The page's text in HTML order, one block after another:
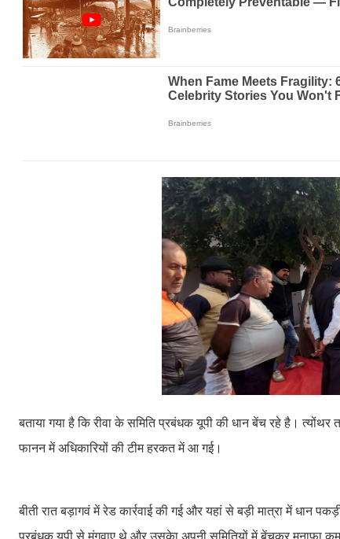
बताया गया है कि रीवा के समिति प्रबंधक यूपी की धान बेंच रहे है।
फानन में अधिकारियों की टीम हरकत में आ गई।
बीती रात बड़ागवं में रेड कार्रवाई की गई और यहां से बड़ी मात्रा में धान
प्रबंधक यूपी से मंगवाए थे और उसकेा अपनी समितियों में बेंचकर मुनाफा